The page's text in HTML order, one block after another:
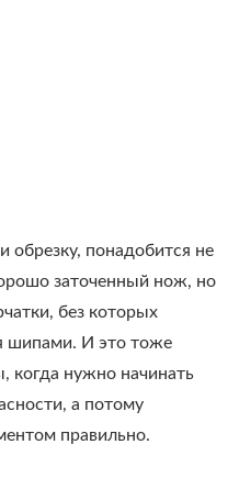
обрезку, понадобится не
заточенный нож, но
без которых
шипами. И это тоже
когда нужно начинать
а потому
правильно.